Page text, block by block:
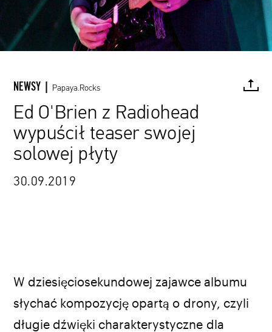
NEWSY | Papaya.Rocks
Ed O'Brien z Radiohead
wypuścił teaser swojej
solowej płyty
30.09.2019
FACEBOOK
W dziesięciosekundowej zajawce albumu
słychać kompozycję opartą o drony, czyli
długie dźwięki charakterystyczne dla